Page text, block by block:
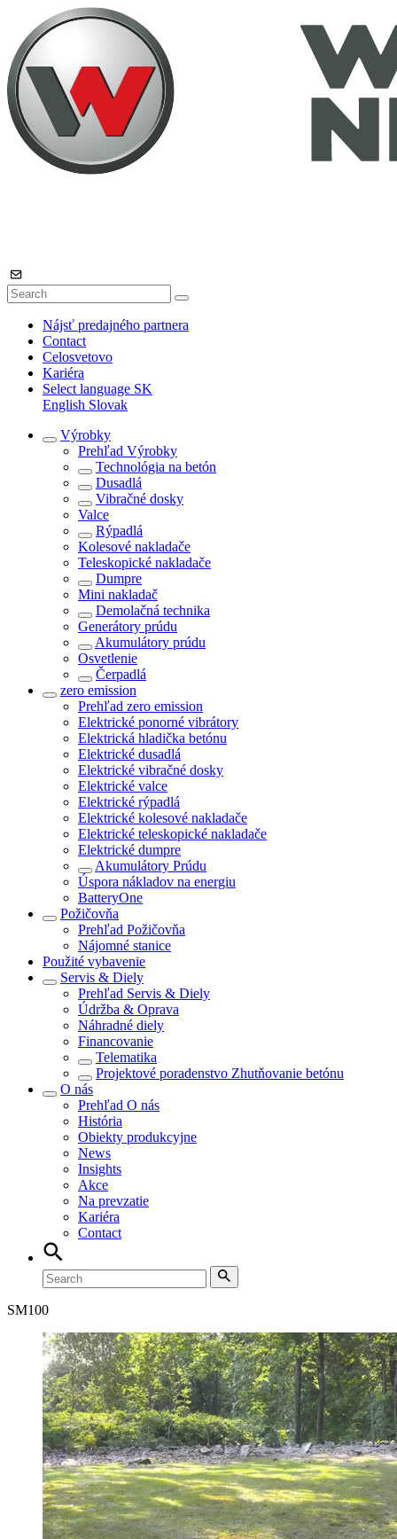
Nájsť predajného partnera
Contact
Celosvetovo
Kariéra
Select language SK
English Slovak
Výrobky
Prehľad Výrobky
Technológia na betón
Dusadlá
Vibračné dosky
Valce
Rýpadlá
Kolesové nakladače
Teleskopické nakladače
Dumpre
Mini nakladač
Demolačná technika
Generátory prúdu
Akumulátory prúdu
Osvetlenie
Čerpadlá
zero emission
Prehľad zero emission
Elektrické ponorné vibrátory
Elektrická hladička betónu
Elektrické dusadlá
Elektrické vibračné dosky
Elektrické valce
Elektrické rýpadlá
Elektrické kolesové nakladače
Elektrické teleskopické nakladače
Elektrické dumpre
Akumulátory Prúdu
Úspora nákladov na energiu
BatteryOne
Požičovňa
Prehľad Požičovňa
Nájomné stanice
Použité vybavenie
Servis & Diely
Prehľad Servis & Diely
Údržba & Oprava
Náhradné diely
Financovanie
Telematika
Projektové poradenstvo Zhutňovanie betónu
O nás
Prehľad O nás
História
Obiekty produkcyjne
News
Insights
Akce
Na prevzatie
Kariéra
Contact
SM100